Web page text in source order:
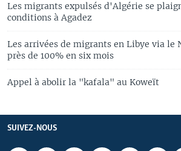
Les migrants expulsés d'Algérie se
conditions à Agadez
Les arrivées de migrants en Libye via le
près de 100% en six mois
Appel à abolir la "kafala" au Koweït
SUIVEZ-NOUS